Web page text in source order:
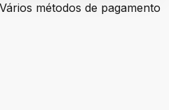
Vários métodos de pagamento